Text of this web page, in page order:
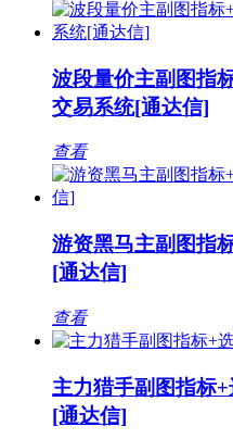
波段量价主副图指
交易系统[通达信]
查看
游资黑马主副图指
[通达信]
查看
主力猎手副图指标
[通达信]